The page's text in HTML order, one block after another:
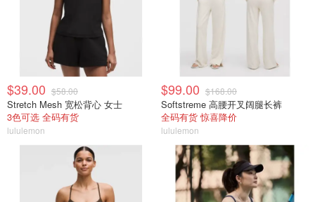
$39.00 $58.00
Stretch Mesh 宽松背心 女士
3色可选 全码有货
lululemon
$99.00 $168.00
Softstreme 高腰开叉阔腿长裤
全码有货 惊喜降价
lululemon